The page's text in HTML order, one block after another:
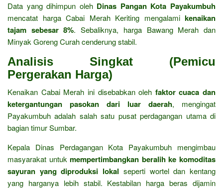
Data yang dihimpun oleh Dinas Pangan Kota Payakumbuh
mencatat harga Cabai Merah Keriting mengalami kenaikan
tajam sebesar 8%. Sebaliknya, harga Bawang Merah dan
Minyak Goreng Curah cenderung stabil.
Analisis Singkat (Pemicu
Pergerakan Harga)
Kenaikan Cabai Merah ini disebabkan oleh faktor cuaca dan
ketergantungan pasokan dari luar daerah, mengingat
Payakumbuh adalah salah satu pusat perdagangan utama di
bagian timur Sumbar.
Kepala Dinas Perdagangan Kota Payakumbuh mengimbau
masyarakat untukmempertimbangkan beralih ke komoditas
sayuran yang diproduksi lokal seperti wortel dan kentang
yang harganya lebih stabil. Kestabilan harga beras dijamin